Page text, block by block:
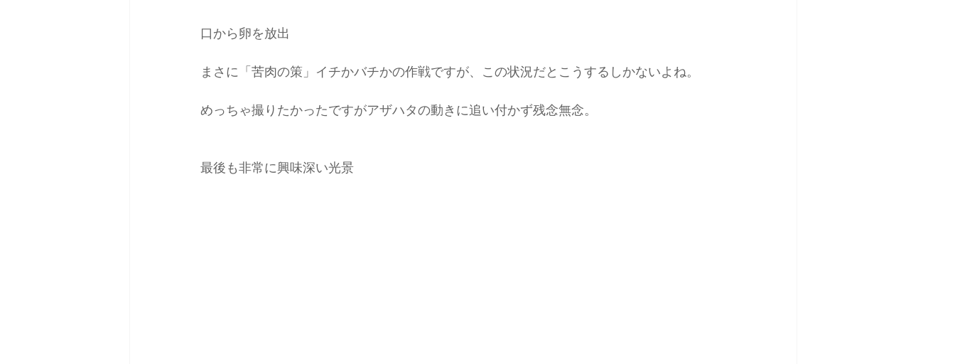
口から卵を放出
まさに「苦肉の策」イチかバチかの作戦ですが、この状況だとこうするしかないよね。
めっちゃ撮りたかったですがアザハタの動きに追い付かず残念無念。
最後も非常に興味深い光景